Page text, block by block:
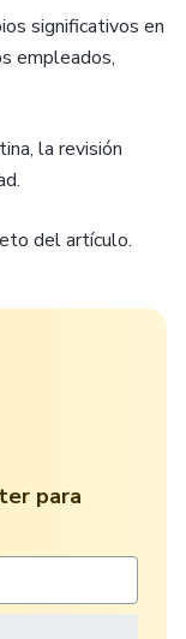
significativos en
empleados,
la revisión
del artículo.
para